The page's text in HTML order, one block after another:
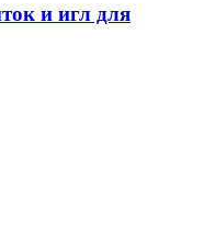
и игл для